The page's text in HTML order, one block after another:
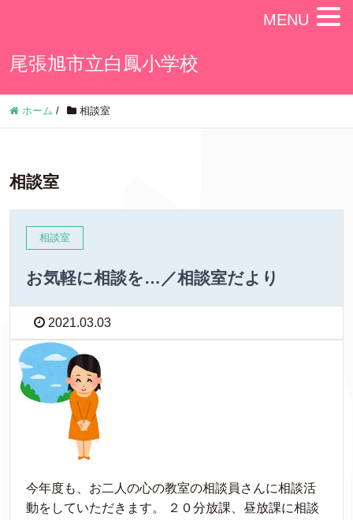
尾張旭市立白鳳小学校
ホーム / 相談室
相談室
相談室
お気軽に相談を…／相談室だより
2021.03.03
今年度も、お二人の心の教室の相談員さんに相談活
動をしていただきます。 ２０分放課、昼放課に相談
MENU